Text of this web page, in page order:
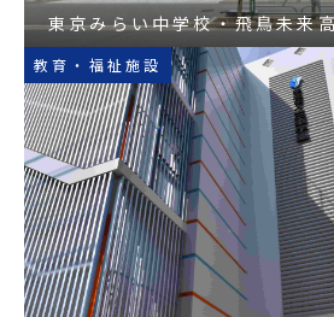
東京みらい中学校・飛鳥未来
教育・福祉施設